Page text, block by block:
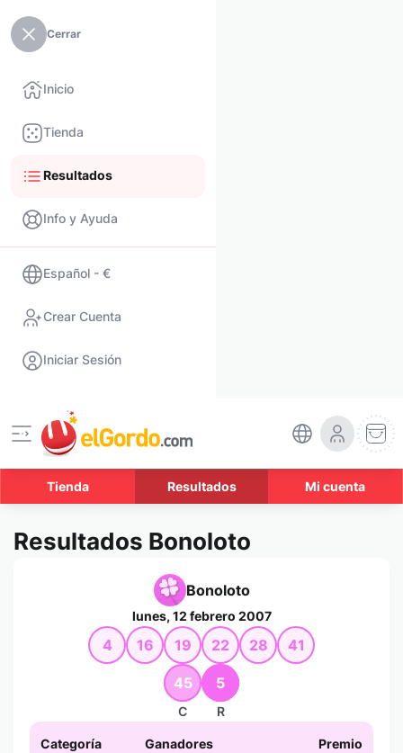
Cerrar
Inicio
Tienda
Resultados
Info y Ayuda
Español - €
Crear Cuenta
Iniciar Sesión
Tienda Resultados Mi cuenta
Resultados Bonoloto
Bonoloto
lunes, 12 febrero 2007
4 16 19 22 28 41
45
C
5
R
Categoría Ganadores Premio